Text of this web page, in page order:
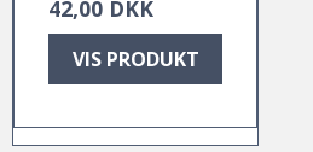
42,00 DKK
VIS PRODUKT